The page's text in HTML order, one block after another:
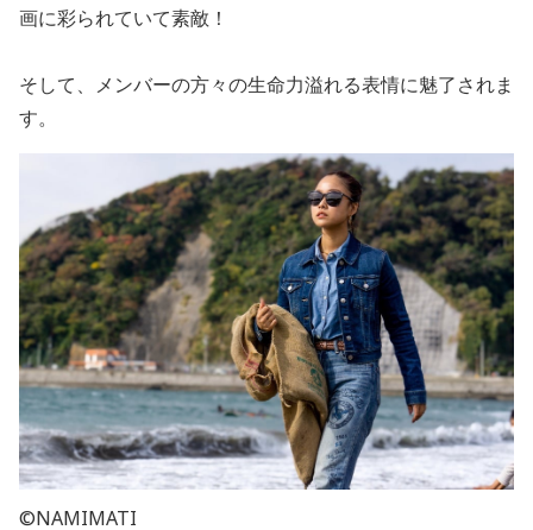
画に彩られていて素敵！
そして、メンバーの方々の生命力溢れる表情に魅了されま
す。
©NAMIMATI